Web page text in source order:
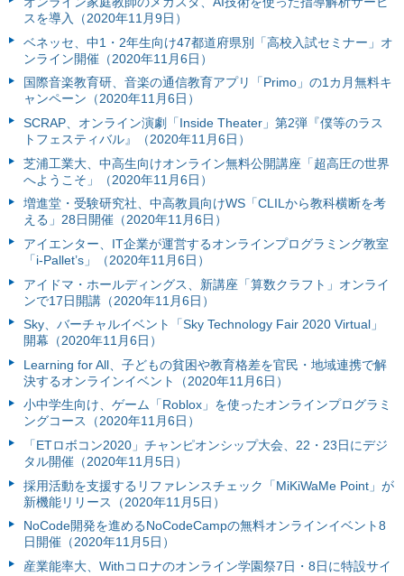
スを導入（2020年11月9日）
ベネッセ、中1・2年生向け47都道府県別「高校入試セミナー」オ
ンライン開催（2020年11月6日）
国際音楽教育研、音楽の通信教育アプリ「Primo」の1カ月無料キ
ャンペーン（2020年11月6日）
SCRAP、オンライン演劇「Inside Theater」第2弾『僕等のラス
トフェスティバル』（2020年11月6日）
芝浦工業大、中高生向けオンライン無料公開講座「超高圧の世界
へようこそ」（2020年11月6日）
増進堂・受験研究社、中高教員向けWS「CLILから教科横断を考
える」28日開催（2020年11月6日）
アイエンター、IT企業が運営するオンラインプログラミング教室
「i-Pallet’s」（2020年11月6日）
アイドマ・ホールディングス、新講座「算数クラフト」オンライ
ンで17日開講（2020年11月6日）
Sky、バーチャルイベント「Sky Technology Fair 2020 Virtual」
開幕（2020年11月6日）
Learning for All、子どもの貧困や教育格差を官民・地域連携で解
決するオンラインイベント（2020年11月6日）
小中学生向け、ゲーム「Roblox」を使ったオンラインプログラミ
ングコース（2020年11月6日）
「ETロボコン2020」チャンピオンシップ大会、22・23日にデジ
タル開催（2020年11月5日）
採用活動を支援するリファレンスチェック「MiKiWaMe Point」が
新機能リリース（2020年11月5日）
NoCode開発を進めるNoCodeCampの無料オンラインイベント8
日開催（2020年11月5日）
産業能率大、Withコロナのオンライン学園祭7日・8日に特設サイ